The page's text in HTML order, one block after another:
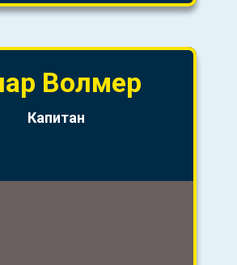
Волмер
Капитан